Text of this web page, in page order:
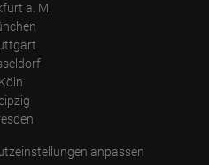
a. M.
Köln
anpassen